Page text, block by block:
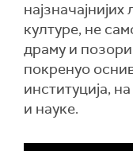
културе, не
драму и
покренуо
институција,
и науке.